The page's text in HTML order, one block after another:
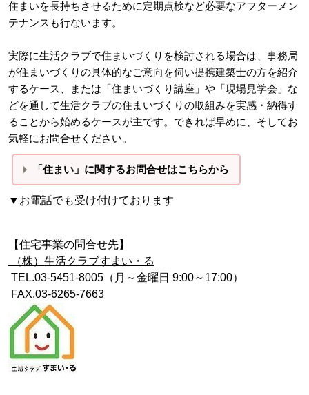
住まいを長持ちさせるために定期点検など必要なアフターメン
テナンスも行ないます。
実際に生活クラブで住まいづくりを検討される場合は、事務局
が住まいづくりの具体的なご意向を伺い提携建築士の方を紹介
するケース、または「住まいづくり講座」や「現場見学会」な
どを通して生活クラブの住まいづくりの取組みを実感・納得す
ることから始めるケースが主です。できれば早めに、そしてお
気軽にお問合せください。
「住まい」に関するお問合せはこちらから
▼お電話でも受け付けております
【住宅事業の問合せ先】
（株）生活クラブすまい・る
TEL.03-5451-8005（月～金曜日 9:00～17:00）
FAX.03-6265-7663